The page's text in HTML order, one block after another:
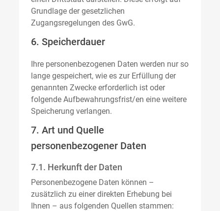
Grundlage der gesetzlichen
Zugangsregelungen des GwG.
6. Speicherdauer
Ihre personenbezogenen Daten werden nur so
lange gespeichert, wie es zur Erfüllung der
genannten Zwecke erforderlich ist oder
folgende Aufbewahrungsfrist/en eine weitere
Speicherung verlangen.
7. Art und Quelle
personenbezogener Daten
7.1. Herkunft der Daten
Personenbezogene Daten können –
zusätzlich zu einer direkten Erhebung bei
Ihnen – aus folgenden Quellen stammen: